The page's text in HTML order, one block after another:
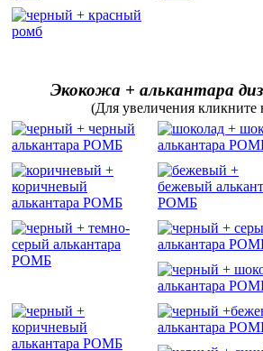
Экокожа + алькантара
(Для увеличения кликните